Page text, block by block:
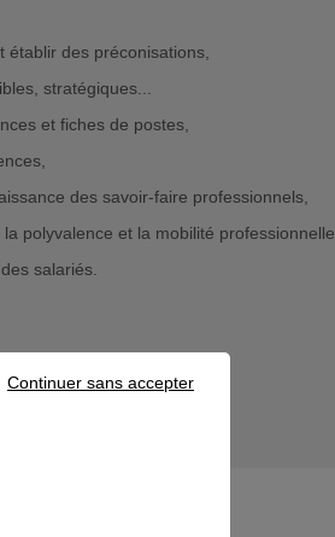
des préconisations,
stratégiques...
et fiches de postes,
des savoir-faire professionnels,
polyvalence et la mobilité professionnelle,
salariés.
Continuer sans accepter